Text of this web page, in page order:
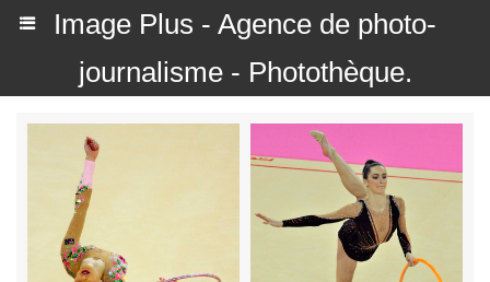
Image Plus - Agence de photo-
journalisme - Photothèque.